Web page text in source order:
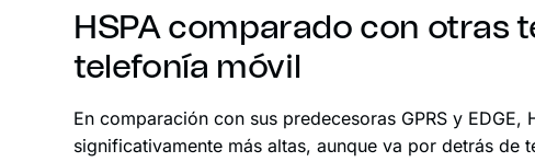
HSPA comparado con otras
telefonía móvil
En comparación con sus predecesoras GPRS y
significativamente más altas, aunque va por detrás de